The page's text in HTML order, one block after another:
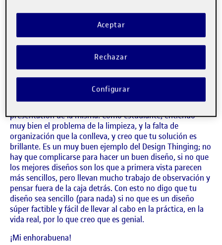
Visibilidad:
Pública-Fecha de publicación
24 Ene 2023-1 comentarioen PEC 4 – ABRIR EL DISEÑO
DEBATE CONTRIBUTIONS
1EN PEC 4 – ABRIR EL DISEÑO
Lucía Sastre Menzingersays:
Visibilidad:
Pública 25 enero, 2023
He encontrado muy interesante tu propuesta, así como la
presentación de la misma. Como estudiante, entiendo
muy bien el problema de la limpieza, y la falta de
organización que la conlleva, y creo que tu solución es
brillante. Es un muy buen ejemplo del Design Thinging; no
hay que complicarse para hacer un buen diseño, si no que
los mejores diseños son los que a primera vista parecen
más sencillos, pero llevan mucho trabajo de observación y
pensar fuera de la caja detrás. Con esto no digo que tu
diseño sea sencillo (para nada) si no que es un diseño
súper factible y fácil de llevar al cabo en la práctica, en la
vida real, por lo que creo que es genial.
¡Mi enhorabuena!
Rechazar
Aceptar
Configurar